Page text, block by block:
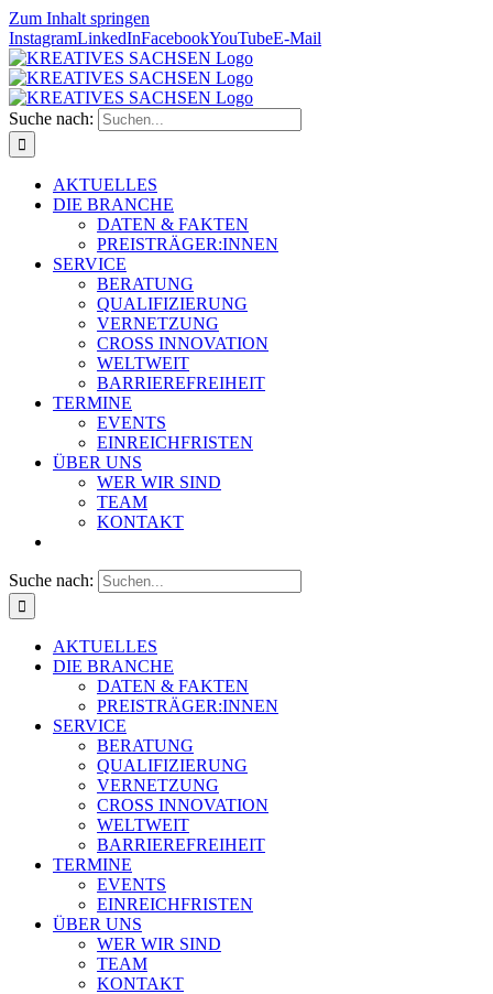
Zum Inhalt springen
InstagramLinkedInFacebookYouTubeE-Mail
Suche nach:
AKTUELLES
DIE BRANCHE
DATEN & FAKTEN
PREISTRÄGER:INNEN
SERVICE
BERATUNG
QUALIFIZIERUNG
VERNETZUNG
CROSS INNOVATION
WELTWEIT
BARRIEREFREIHEIT
TERMINE
EVENTS
EINREICHFRISTEN
ÜBER UNS
WER WIR SIND
TEAM
KONTAKT
Suche nach:
AKTUELLES
DIE BRANCHE
DATEN & FAKTEN
PREISTRÄGER:INNEN
SERVICE
BERATUNG
QUALIFIZIERUNG
VERNETZUNG
CROSS INNOVATION
WELTWEIT
BARRIEREFREIHEIT
TERMINE
EVENTS
EINREICHFRISTEN
ÜBER UNS
WER WIR SIND
TEAM
KONTAKT